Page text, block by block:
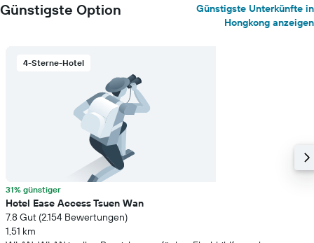
Günstigste Option
Günstigste Unterkünfte in
Hongkong anzeigen
4-Sterne-Hotel
31% günstiger
Hotel Ease Access Tsuen Wan
7.8 Gut (2.154 Bewertungen)
1,51 km